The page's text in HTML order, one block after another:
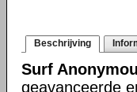
Beschrijving
Surf
geavanceerde